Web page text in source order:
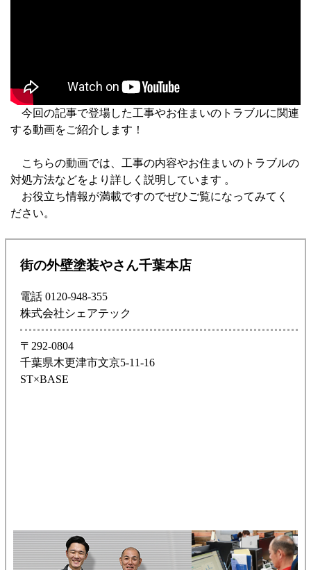
今回の記事で登場した工事やお住まいのトラブルに関連
する動画をご紹介します！
こちらの動画では、工事の内容やお住まいのトラブルの
対処方法などをより詳しく説明しています 。
お役立ち情報が満載ですのでぜひご覧になってみてく
ださい。
街の外壁塗装やさん千葉本店
電話 0120-948-355
株式会社シェアテック
〒292-0804
千葉県木更津市文京5-11-16
ST×BASE